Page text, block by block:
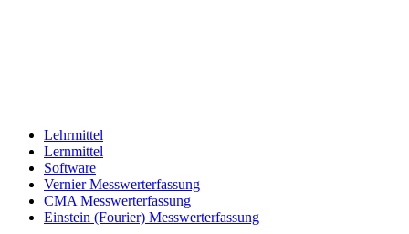
Lehrmittel
Lernmittel
Software
Vernier Messwerterfassung
CMA Messwerterfassung
Einstein (Fourier) Messwerterfassung